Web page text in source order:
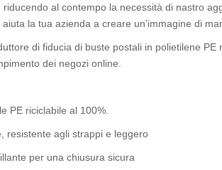
al contempo la necessità di nastro
la tua azienda a creare un'immagine di
di fiducia di buste postali in polietilene
dei negozi online.
PE riciclabile al 100%.
resistente agli strappi e leggero
per una chiusura sicura